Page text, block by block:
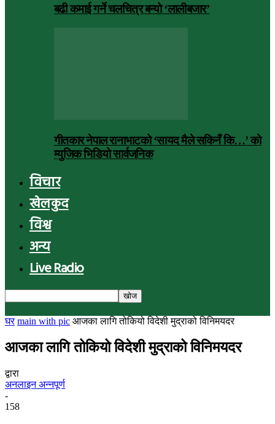
बढी कमाई गर्ने चलचित्र बन्यो ‘लालीबजार’
गीतकार नेपाल रानाभाटको ‘सायद मैले सकिनँ कि…’ को
म्युजिक भिडियो सार्वजनिक
विचार
खेलकुद
विश्व
अन्य
Live Radio
घर main with pic आजका लागि तोकियो विदेशी मुद्राको विनिमयदर
आजका लागि तोकियो विदेशी मुद्राको विनिमयदर
द्वारा
अनलाइन अन्नपूर्ण
-
158